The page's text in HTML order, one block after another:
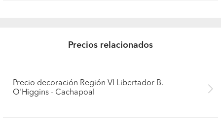
Precios relacionados
Precio decoración Región VI Libertador B.
O'Higgins - Cachapoal